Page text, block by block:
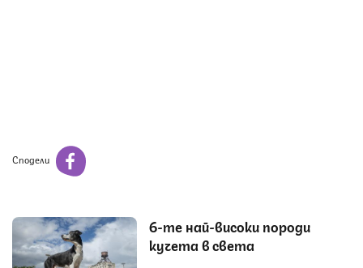
Сподели
6-те най-високи породи
кучета в света